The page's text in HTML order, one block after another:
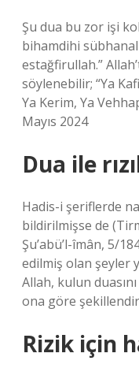
Şu dua bu zor işi
bihamdihi
estağfirullah.”
söylenebilir; “Ya
Ya Kerim, Ya
Mayıs 2024
Dua ile
Hadis-i şeriflerde
bildirilmişse de
Şu’abü’l-îmân, 5/
edilmiş olan şeyler
Allah, kulun
ona göre
Rizik için